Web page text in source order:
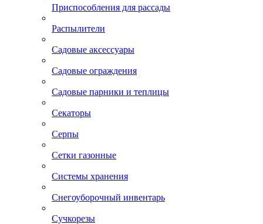
Приспособления для рассады
Распылители
Садовые аксессуары
Садовые ограждения
Садовые парники и теплицы
Секаторы
Серпы
Сетки газонные
Системы хранения
Снегоуборочный инвентарь
Сучкорезы